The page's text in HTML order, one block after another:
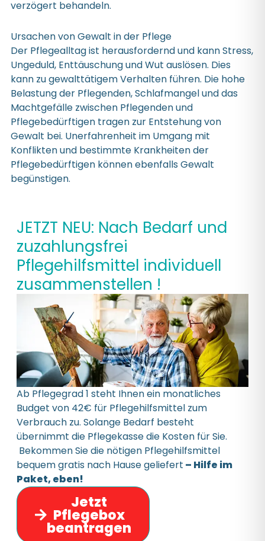
verzögert behandeln.
Ursachen von Gewalt in der Pflege
Der Pflegealltag ist herausfordernd und kann Stress,
Ungeduld, Enttäuschung und Wut auslösen. Dies
kann zu gewalttätigem Verhalten führen. Die hohe
Belastung der Pflegenden, Schlafmangel und das
Machtgefälle zwischen Pflegenden und
Pflegebedürftigen tragen zur Entstehung von
Gewalt bei. Unerfahrenheit im Umgang mit
Konflikten und bestimmte Krankheiten der
Pflegebedürftigen können ebenfalls Gewalt
begünstigen.
JETZT NEU: Nach Bedarf und
zuzahlungsfrei
Pflegehilfsmittel individuell
zusammenstellen !
Ab Pflegegrad 1 steht Ihnen ein monatliches
Budget von 42€ für Pflegehilfsmittel zum
Verbrauch zu. Solange Bedarf besteht
übernimmt die Pflegekasse die Kosten für Sie.
Bekommen Sie die nötigen Pflegehilfsmittel
bequem gratis nach Hause geliefert – Hilfe im
Paket, eben!
Jetzt
Pflegebox
beantragen